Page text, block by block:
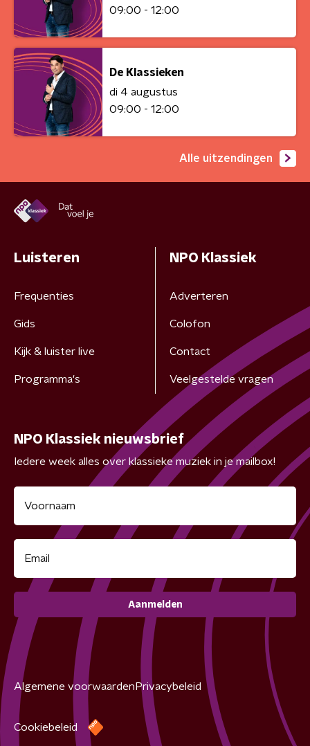
09:00 - 12:00
De Klassieken
di 4 augustus
09:00 - 12:00
Alle uitzendingen
Luisteren
Frequenties
Gids
Kijk & luister live
Programma's
NPO Klassiek
Adverteren
Colofon
Contact
Veelgestelde vragen
NPO Klassiek nieuwsbrief
Iedere week alles over klassieke muziek in je mailbox!
Aanmelden
Algemene voorwaarden Privacybeleid
Cookiebeleid